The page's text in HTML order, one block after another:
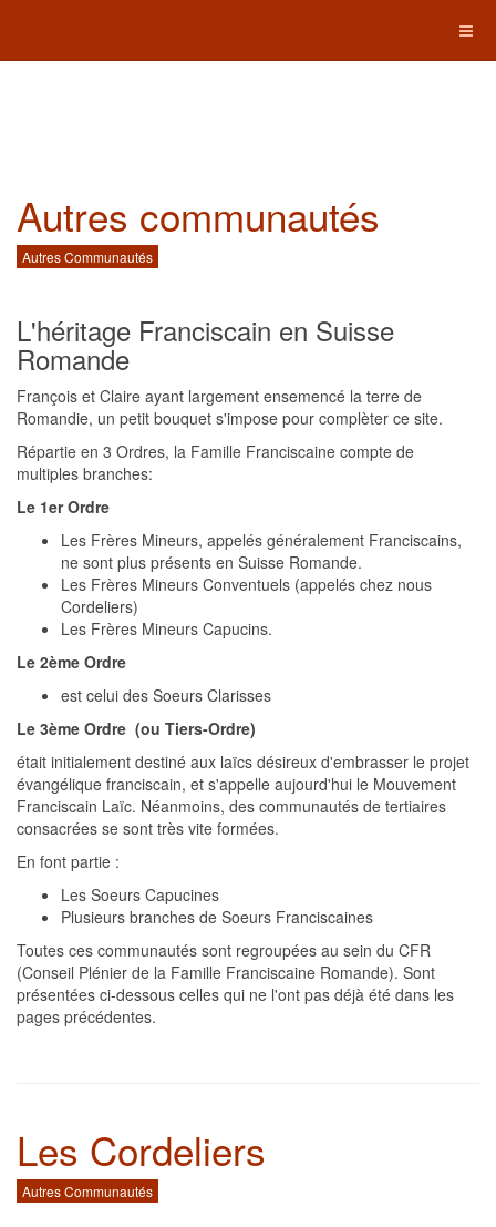
Autres communautés
Autres Communautés
L'héritage Franciscain en Suisse
Romande
François et Claire ayant largement ensemencé la terre de
Romandie, un petit bouquet s'impose pour complèter ce site.
Répartie en 3 Ordres, la Famille Franciscaine compte de
multiples branches:
Le 1er Ordre
Les Frères Mineurs, appelés généralement Franciscains,
ne sont plus présents en Suisse Romande.
Les Frères Mineurs Conventuels (appelés chez nous
Cordeliers)
Les Frères Mineurs Capucins.
Le 2ème Ordre
est celui des Soeurs Clarisses
Le 3ème Ordre (ou Tiers-Ordre)
était initialement destiné aux laïcs désireux d'embrasser le projet
évangélique franciscain, et s'appelle aujourd'hui le Mouvement
Franciscain Laïc. Néanmoins, des communautés de tertiaires
consacrées se sont très vite formées.
En font partie :
Les Soeurs Capucines
Plusieurs branches de Soeurs Franciscaines
Toutes ces communautés sont regroupées au sein du CFR
(Conseil Plénier de la Famille Franciscaine Romande). Sont
présentées ci-dessous celles qui ne l'ont pas déjà été dans les
pages précédentes.
Les Cordeliers
Autres Communautés